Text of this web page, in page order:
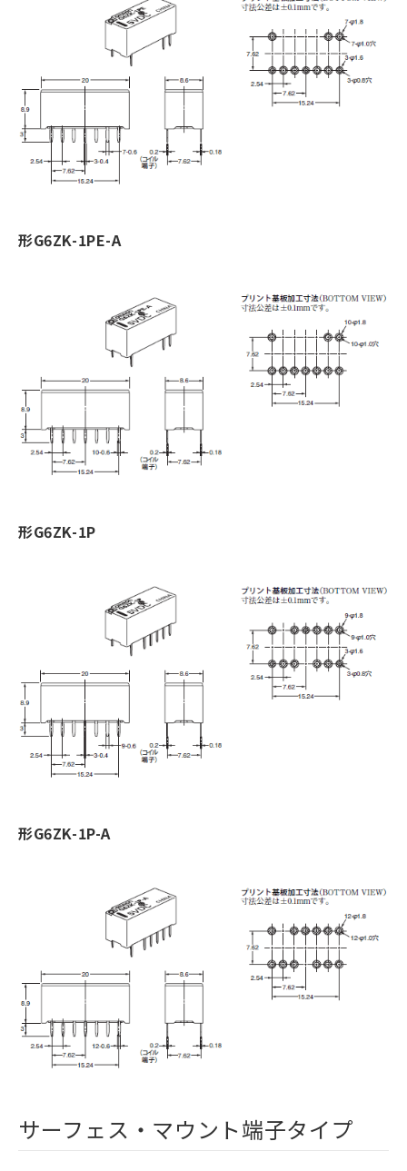
形G6ZK-1PE-A
形G6ZK-1P
形G6ZK-1P-A
サーフェス・マウント端子タイプ